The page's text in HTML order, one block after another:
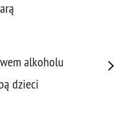
alkoholu
dzieci